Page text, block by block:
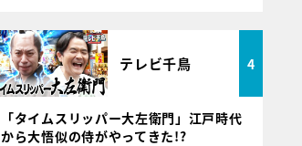
テレビ千鳥 4
「タイムスリッパー大左衛門」江戸時代
から大悟似の侍がやってきた!?